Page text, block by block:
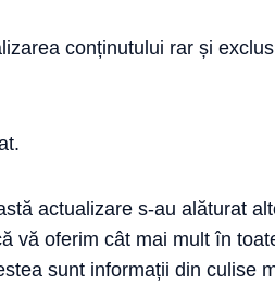
conținutului rar și
actualizare s-au alăturat
vă oferim cât mai mult în
sunt informații din culise